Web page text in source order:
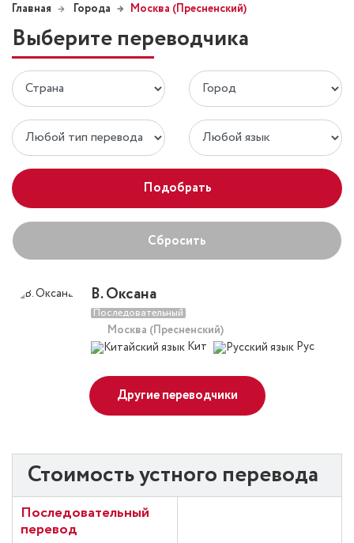
Главная Города Москва (Пресненский)
Выберите переводчика
Подобрать
Сбросить
В. Оксана
Последовательный
Москва (Пресненский)
Кит Рус
Другие переводчики
Стоимость устного перевода
Последовательный
перевод